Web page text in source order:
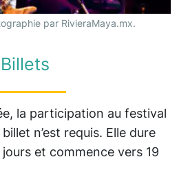
par RivieraMaya.mx.
Billets
la participation au festival
n’est requis. Elle dure
et commence vers 19